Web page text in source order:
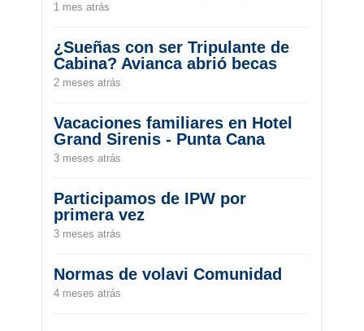
1 mes atrás
¿Sueñas con ser Tripulante de
Cabina? Avianca abrió becas
2 meses atrás
Vacaciones familiares en Hotel
Grand Sirenis - Punta Cana
3 meses atrás
Participamos de IPW por
primera vez
3 meses atrás
Normas de volavi Comunidad
4 meses atrás